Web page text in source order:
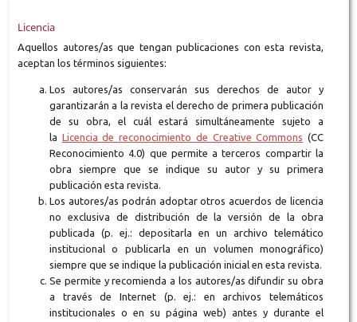
Licencia
Aquellos autores/as que tengan publicaciones con esta revista,
aceptan los términos siguientes:
Los autores/as conservarán sus derechos de autor y
garantizarán a la revista el derecho de primera publicación
de su obra, el cuál estará simultáneamente sujeto a
la Licencia de reconocimiento de Creative Commons (CC
Reconocimiento 4.0) que permite a terceros compartir la
obra siempre que se indique su autor y su primera
publicación esta revista.
Los autores/as podrán adoptar otros acuerdos de licencia
no exclusiva de distribución de la versión de la obra
publicada (p. ej.: depositarla en un archivo telemático
institucional o publicarla en un volumen monográfico)
siempre que se indique la publicación inicial en esta revista.
Se permite y recomienda a los autores/as difundir su obra
a través de Internet (p. ej.: en archivos telemáticos
institucionales o en su página web) antes y durante el